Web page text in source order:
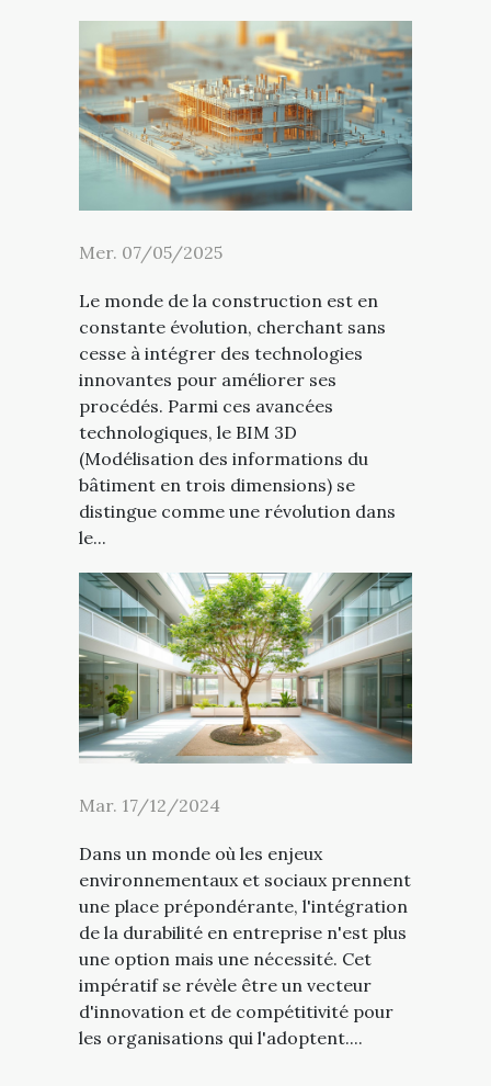
Mer. 07/05/2025
Le monde de la construction est en
constante évolution, cherchant sans
cesse à intégrer des technologies
innovantes pour améliorer ses
procédés. Parmi ces avancées
technologiques, le BIM 3D
(Modélisation des informations du
bâtiment en trois dimensions) se
distingue comme une révolution dans
le...
Mar. 17/12/2024
Dans un monde où les enjeux
environnementaux et sociaux prennent
une place prépondérante, l'intégration
de la durabilité en entreprise n'est plus
une option mais une nécessité. Cet
impératif se révèle être un vecteur
d'innovation et de compétitivité pour
les organisations qui l'adoptent....